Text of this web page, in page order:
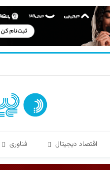
اقتصاد دیجیتال فناوری